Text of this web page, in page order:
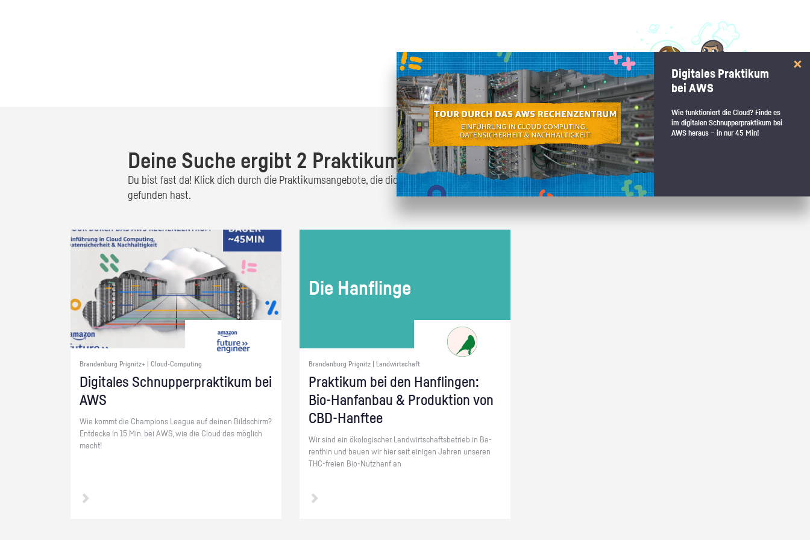
Oder finde heraus was dich interessiert:
zum Stärkentest.
Deine Suche ergibt 2 Praktikumsangebote!
Du bist fast da! Klick dich durch die Praktikumsangebote, die dich interessieren und bewirb dich wenn du den passenden Platz
gefunden hast.
Brandenburg Prignitz+ | Cloud-Computing
Di­gi­ta­les Schnup­per­prak­ti­kum bei
AWS
Wie kommt die Cham­pi­ons Le­ague auf dei­nen Bild­schirm?
Ent­de­cke in 15 Min. bei AWS, wie die Cloud das mög­lich
macht!
Die Han­f­lin­ge
Brandenburg Prignitz | Landwirtschaft
Prak­ti­kum bei den Han­f­lin­gen:
Bio-Hanf­an­bau & Pro­duk­ti­on von
CBD-Hanf­tee
Wir sind ein öko­lo­gi­scher Land­wirt­schafts­be­trieb in Ba­
rent­hin und bauen wir hier seit ei­ni­gen Jah­ren un­se­ren
THC-frei­en Bio-Nutz­h­anf an
Digitales Praktikum
bei AWS
Wie funktioniert die Cloud? Finde es
im digitalen Schnupperpraktikum bei
AWS heraus – in nur 45 Min!